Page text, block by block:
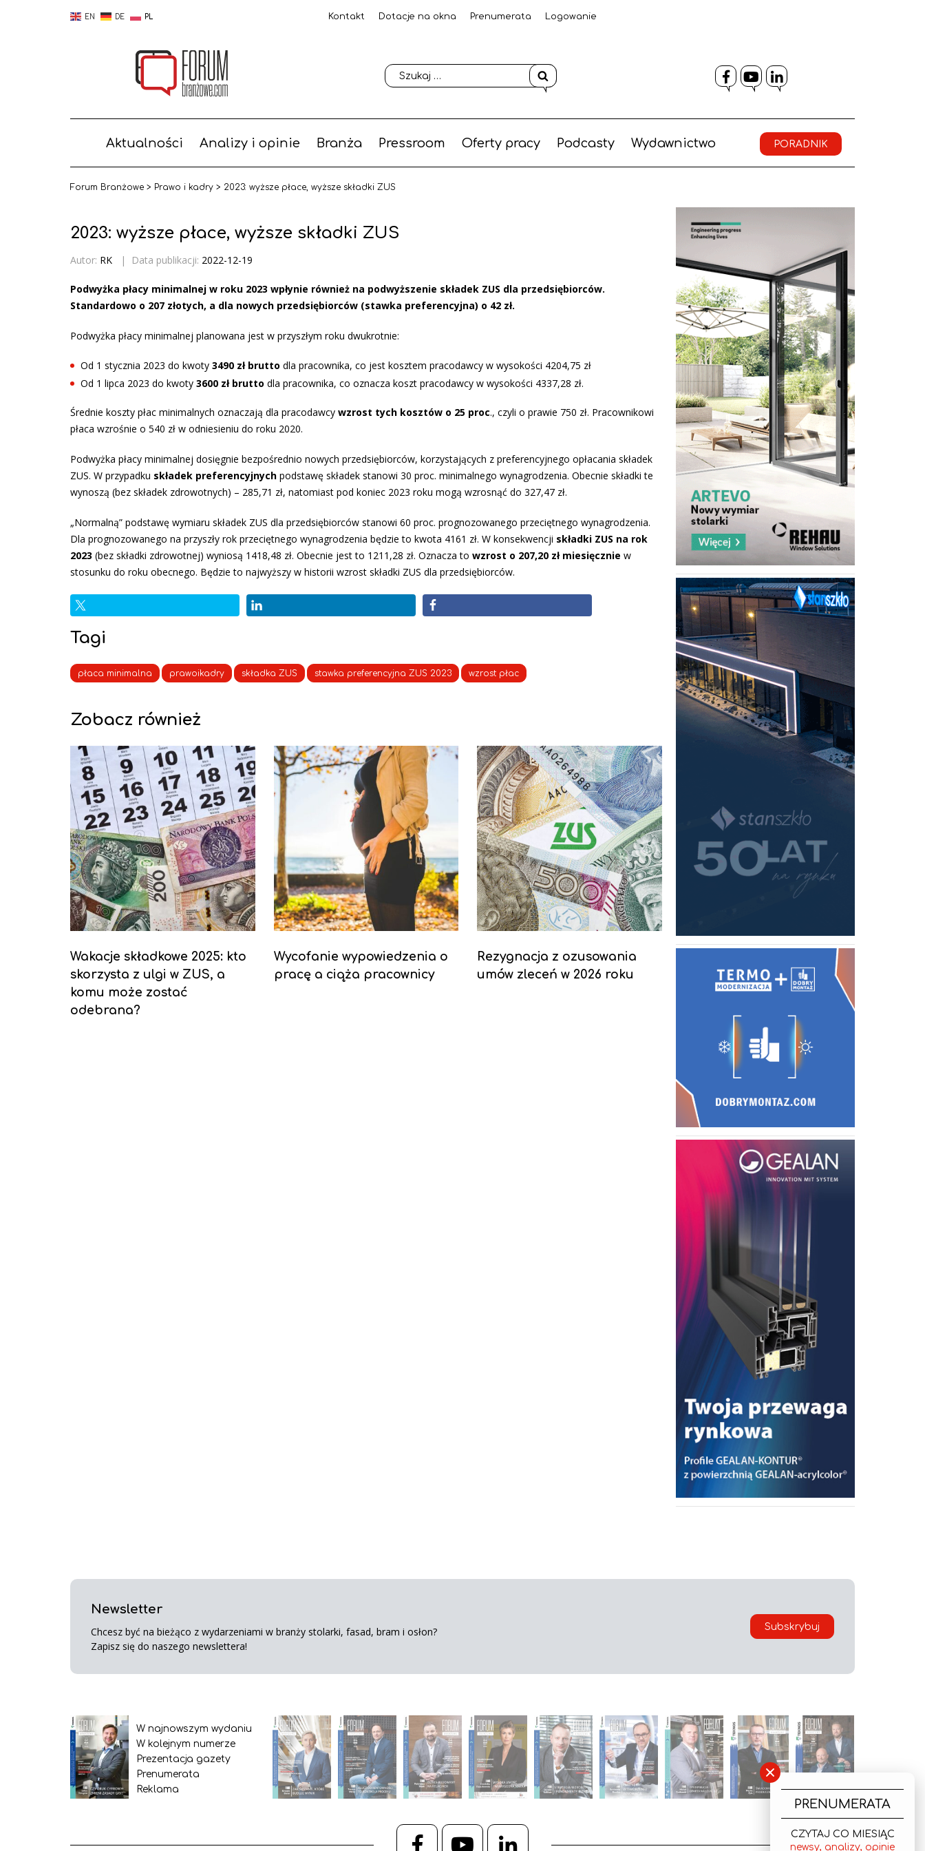
EN DE PL Kontakt Dotacje na okna Prenumerata Logowanie
Facebook
YouTube
LinkedIn
Aktualności Analizy i opinie Branża Pressroom Oferty pracy Podcasty Wydawnictwo PORADNIK
Forum Branżowe > Prawo i kadry > 2023: wyższe płace, wyższe składki ZUS
2023: wyższe płace, wyższe składki ZUS
Autor: RK | Data publikacji: 2022-12-19
Podwyżka płacy minimalnej w roku 2023 wpłynie również na podwyższenie składek ZUS dla przedsiębiorców.
Standardowo o 207 złotych, a dla nowych przedsiębiorców (stawka preferencyjna) o 42 zł.
Podwyżka płacy minimalnej planowana jest w przyszłym roku dwukrotnie:
Od 1 stycznia 2023 do kwoty 3490 zł brutto dla pracownika, co jest kosztem pracodawcy w wysokości 4204,75 zł
Od 1 lipca 2023 do kwoty 3600 zł brutto dla pracownika, co oznacza koszt pracodawcy w wysokości 4337,28 zł.
Średnie koszty płac minimalnych oznaczają dla pracodawcy wzrost tych kosztów o 25 proc., czyli o prawie 750 zł. Pracownikowi
płaca wzrośnie o 540 zł w odniesieniu do roku 2020.
Podwyżka płacy minimalnej dosięgnie bezpośrednio nowych przedsiębiorców, korzystających z preferencyjnego opłacania składek
ZUS. W przypadku składek preferencyjnych podstawę składek stanowi 30 proc. minimalnego wynagrodzenia. Obecnie składki te
wynoszą (bez składek zdrowotnych) – 285,71 zł, natomiast pod koniec 2023 roku mogą wzrosnąć do 327,47 zł.
„Normalną” podstawę wymiaru składek ZUS dla przedsiębiorców stanowi 60 proc. prognozowanego przeciętnego wynagrodzenia.
Dla prognozowanego na przyszły rok przeciętnego wynagrodzenia będzie to kwota 4161 zł. W konsekwencji składki ZUS na rok
2023 (bez składki zdrowotnej) wyniosą 1418,48 zł. Obecnie jest to 1211,28 zł. Oznacza to wzrost o 207,20 zł miesięcznie w
stosunku do roku obecnego. Będzie to najwyższy w historii wzrost składki ZUS dla przedsiębiorców.
Tagi
płaca minimalna prawoikadry składka ZUS stawka preferencyjna ZUS 2023 wzrost płac
Zobacz również
Wakacje składkowe 2025: kto
skorzysta z ulgi w ZUS, a
komu może zostać
odebrana?
Wycofanie wypowiedzenia o
pracę a ciąża pracownicy
Rezygnacja z ozusowania
umów zleceń w 2026 roku
Newsletter
Chcesz być na bieżąco z wydarzeniami w branży stolarki, fasad, bram i osłon?
Zapisz się do naszego newslettera!
Subskrybuj
W najnowszym wydaniu
W kolejnym numerze
Prezentacja gazety
Prenumerata
Reklama
FacebookYouTube
LinkedIn
×
PRENUMERATA
CZYTAJ CO MIESIĄC
newsy, analizy, opinie